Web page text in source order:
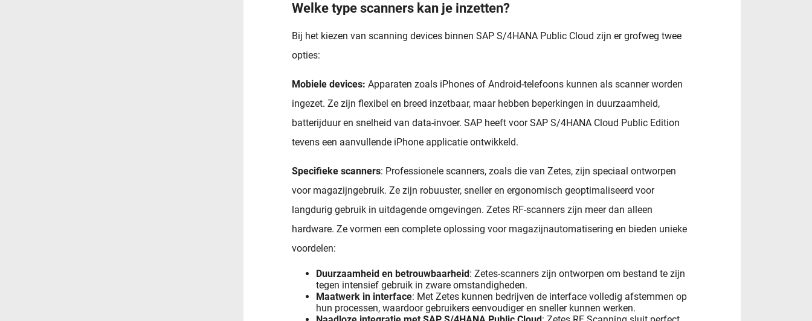
Welke type scanners kan je inzetten?
Bij het kiezen van scanning devices binnen SAP S/4HANA Public Cloud zijn er grofweg twee
opties:
Mobiele devices: Apparaten zoals iPhones of Android-telefoons kunnen als scanner worden
ingezet. Ze zijn flexibel en breed inzetbaar, maar hebben beperkingen in duurzaamheid,
batterijduur en snelheid van data-invoer. SAP heeft voor SAP S/4HANA Cloud Public Edition
tevens een aanvullende iPhone applicatie ontwikkeld.
Specifieke scanners: Professionele scanners, zoals die van Zetes, zijn speciaal ontworpen
voor magazijngebruik. Ze zijn robuuster, sneller en ergonomisch geoptimaliseerd voor
langdurig gebruik in uitdagende omgevingen. Zetes RF-scanners zijn meer dan alleen
hardware. Ze vormen een complete oplossing voor magazijnautomatisering en bieden unieke
voordelen:
Duurzaamheid en betrouwbaarheid : Zetes-scanners zijn ontworpen om bestand te zijn
tegen intensief gebruik in zware omstandigheden.
Maatwerk in interface: Met Zetes kunnen bedrijven de interface volledig afstemmen op
hun processen, waardoor gebruikers eenvoudiger en sneller kunnen werken.